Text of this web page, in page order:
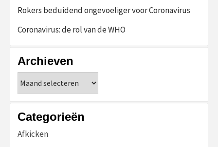
Rokers beduidend ongevoeliger voor Coronavirus
Coronavirus: de rol van de WHO
Archieven
Categorieën
Afkicken